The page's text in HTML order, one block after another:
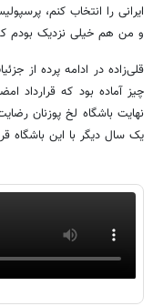
ایرانی را انتخاب کنم،
و من هم خیلی نزدیک بودم که
قلی‌زاده در ادامه پرده از
چیز آماده بود که قرارداد
نهایت باشگاه لخ پوزنان
یک سال دیگر با این باشگاه